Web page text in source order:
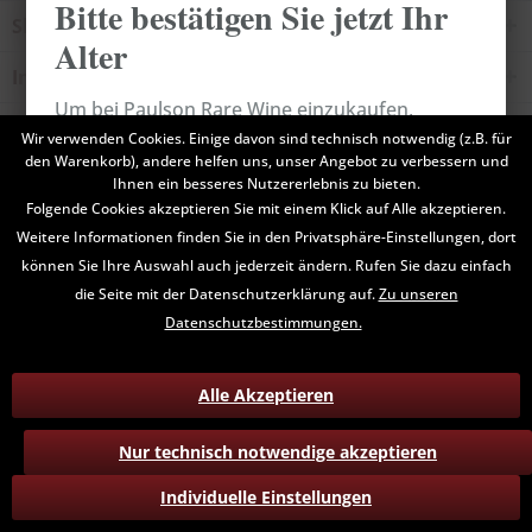
Shop Service
Informationen
Newsletter
* Alle Preise inkl. gesetzl. Mehrwertsteuer zzgl.Versandkosten
Nachnahmegebühren, wenn nicht anders beschrieben
Kontakt Hinweise zum Datenschutz
AGB
Versand und Zahlungsbedingungen
Wir verwenden Cookies. Einige davon sind technisch notwendig (z.B. für
den Warenkorb), andere helfen uns, unser Angebot zu verbessern und
Ihnen ein besseres Nutzererlebnis zu bieten.
Folgende Cookies akzeptieren Sie mit einem Klick auf Alle akzeptieren.
Weitere Informationen finden Sie in den Privatsphäre-Einstellungen, dort
können Sie Ihre Auswahl auch jederzeit ändern. Rufen Sie dazu einfach
die Seite mit der Datenschutzerklärung auf.Zu unseren
Datenschutzbestimmungen.
Individuelle Einstellungen
Nur technisch notwendige akzeptieren
Alle Akzeptieren
Bitte bestätigen Sie jetzt Ihr
Alter
Um bei Paulson Rare Wine einzukaufen,
müssen Sie bestätigen, dass Sie mindestens 18
Jahre alt sind.
Abbrechen Bestätigen